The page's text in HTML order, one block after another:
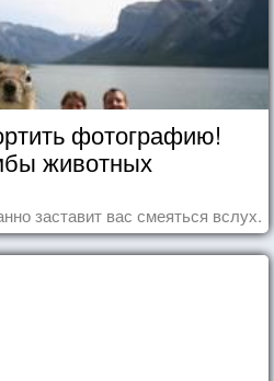
фотографию!
животных
заставит вас смеяться вслух.